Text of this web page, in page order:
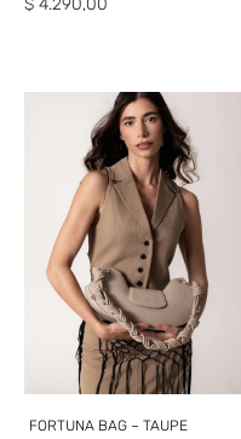
$ 4.290,00
FORTUNA BAG – TAUPE